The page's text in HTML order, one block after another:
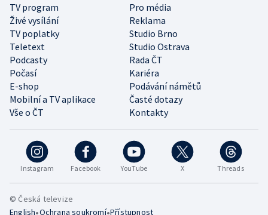
Instagram Facebook YouTube X Threads
TV program
Pro média
Živé vysílání
Reklama
TV poplatky
Studio Brno
Teletext
Studio Ostrava
Podcasty
Rada ČT
Počasí
Kariéra
E-shop
Podávání námětů
Mobilní a TV aplikace
Časté dotazy
Vše o ČT
Kontakty
© Česká televize
English•Ochrana soukromí•Přístupnost